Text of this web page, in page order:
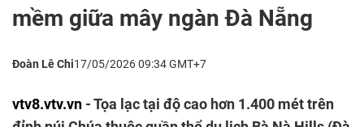
mềm giữa mây ngàn Đà Nẵng
Đoàn Lê Chi17/05/2026 09:34 GMT+7
vtv8.vtv.vn - Tọa lạc tại độ cao hơn 1.400 mét trên